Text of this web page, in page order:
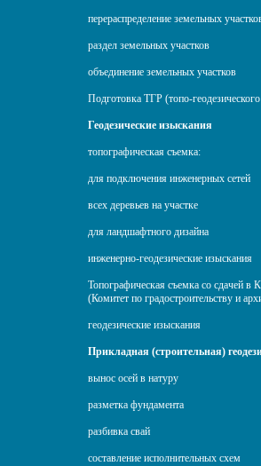
перераспределение земельных
раздел земельных участков
объединение земельных участков
Подготовка ТГР (топо-геодезического
Геодезические изыскания
топографическая съемка:
для подключения инженерных сетей
всех деревьев на участке
для ландшафтного дизайна
инженерно-геодезические изыскания
Топографическая съемка со сдачей в
(Комитет по градостроительству и
геодезические изыскания
Прикладная (строительная)
вынос осей в натуру
разметка фундамента
разбивка свай
составление исполнительных схем